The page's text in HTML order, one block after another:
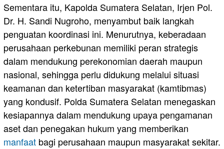
Sementara itu, Kapolda Sumatera Selatan, Irjen Pol.
Dr. H. Sandi Nugroho, menyambut baik langkah
penguatan koordinasi ini. Menurutnya, keberadaan
perusahaan perkebunan memiliki peran strategis
dalam mendukung perekonomian daerah maupun
nasional, sehingga perlu didukung melalui situasi
keamanan dan ketertiban masyarakat (kamtibmas)
yang kondusif. Polda Sumatera Selatan menegaskan
kesiapannya dalam mendukung upaya pengamanan
aset dan penegakan hukum yang memberikan
manfaat bagi perusahaan maupun masyarakat sekitar.